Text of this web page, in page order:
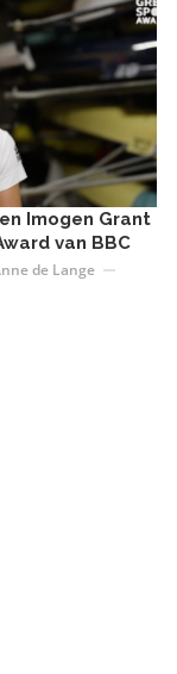
Imogen Grant
van BBC
de Lange